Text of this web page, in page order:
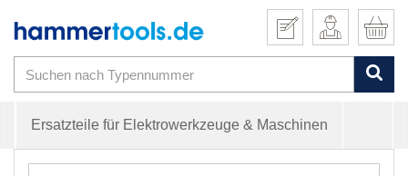
Ersatzteile für Elektrowerkzeuge & Maschinen